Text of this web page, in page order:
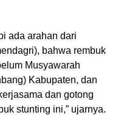
ada arahan dari
bahwa rembuk
Musyawarah
Kabupaten, dan
dan gotong
stunting ini,” ujarnya.